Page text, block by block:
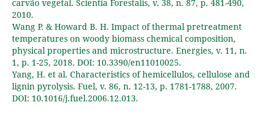
carvão vegetal. Scientia Forestalis, v. 38, n. 87, p. 481-490,
2010.
Wang P. & Howard B. H. Impact of thermal pretreatment
temperatures on woody biomass chemical composition,
physical properties and microstructure. Energies, v. 11, n.
1, p. 1-25, 2018. DOI: 10.3390/en11010025.
Yang, H. et al. Characteristics of hemicellulos, cellulose and
lignin pyrolysis. Fuel, v. 86, n. 12-13, p. 1781-1788, 2007.
DOI: 10.1016/j.fuel.2006.12.013.